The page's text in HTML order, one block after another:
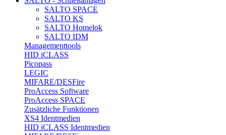
SALTO SPACE
SALTO KS
SALTO Homelok
SALTO IDM
Managementtools
HID iCLASS
Picopass
LEGIC
MIFARE/DESFire
ProAccess Software
ProAccess SPACE
Zusätzliche Funktionen
XS4 Identmedien
HID iCLASS Identmedien